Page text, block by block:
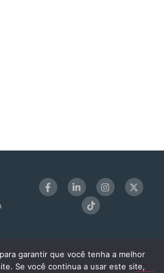
garantir que você tenha a melhor
Se você continua a usar este site,